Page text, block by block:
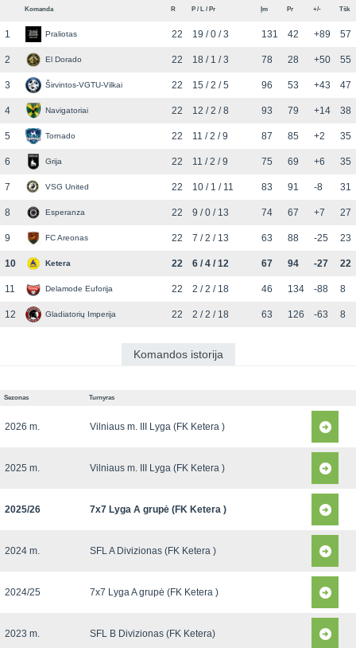
Komanda R P / L / Pr Įm Pr +/- Tšk
1 Praliotas 22 19 / 0 / 3 131 42 +89 57
2 El Dorado 22 18 / 1 / 3 78 28 +50 55
3 Širvintos-VGTU-Vilkai 22 15 / 2 / 5 96 53 +43 47
4 Navigatoriai 22 12 / 2 / 8 93 79 +14 38
5 Tornado 22 11 / 2 / 9 87 85 +2 35
6 Grija 22 11 / 2 / 9 75 69 +6 35
7 VSG United 22 10 / 1 / 11 83 91 -8 31
8 Esperanza 22 9 / 0 / 13 74 67 +7 27
9 FC Areonas 22 7 / 2 / 13 63 88 -25 23
10 Ketera 22 6 / 4 / 12 67 94 -27 22
11 Delamode Euforija 22 2 / 2 / 18 46 134 -88 8
12 Gladiatorių Imperija 22 2 / 2 / 18 63 126 -63 8
Komandos istorija
Sezonas Turnyras
2026 m. Vilniaus m. III Lyga (FK Ketera )
2025 m. Vilniaus m. III Lyga (FK Ketera )
2025/26 7x7 Lyga A grupė (FK Ketera )
2024 m. SFL A Divizionas (FK Ketera )
2024/25 7x7 Lyga A grupė (FK Ketera )
2023 m. SFL B Divizionas (FK Ketera)